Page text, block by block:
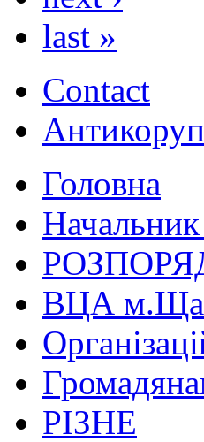
last »
Contact
Головна
ВЦА
РІЗНЕ